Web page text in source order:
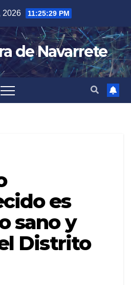
2026 11:25:29 PM
de Navarrete
es
sano y
Distrito